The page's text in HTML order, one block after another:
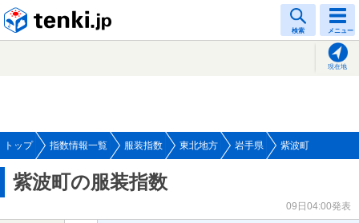
検索 メニュー
現在地
トップ 指数情報一覧 服装指数 東北地方 岩手県 紫波町
紫波町の服装指数
09日04:00発表